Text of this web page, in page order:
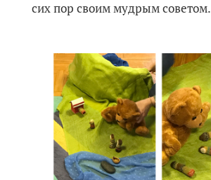
сих пор своим мудрым советом.